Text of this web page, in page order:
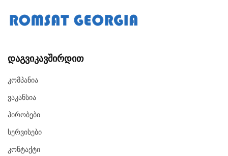
Დაგვიკავშირდით
Კომპანია
Ვაკანსია
Პირობები
Სერვისები
Კონტაქტი